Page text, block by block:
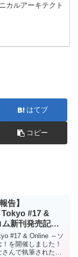
カルアーキテクト
はてブ
コピー
告】
#17 &
新刊発売記
#17 & Online ～ソ
を開催しました！
んで執筆された書